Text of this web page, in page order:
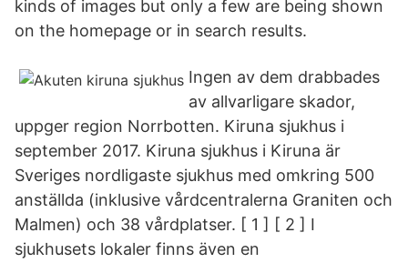
kinds of images but only a few are being shown
on the homepage or in search results.
Ingen av dem drabbades
av allvarligare skador,
uppger region Norrbotten. Kiruna sjukhus i
september 2017. Kiruna sjukhus i Kiruna är
Sveriges nordligaste sjukhus med omkring 500
anställda (inklusive vårdcentralerna Graniten och
Malmen) och 38 vårdplatser. [ 1 ] [ 2 ] I
sjukhusets lokaler finns även en